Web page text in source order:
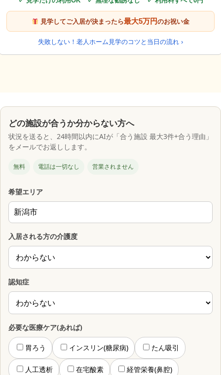
見学してご入居が決まったら最大5万円のお祝い金
失敗しない！老人ホーム見学のコツと当日の流れ ›
どの施設が合うか分からない方へ
状況を送ると、24時間以内にAIが「合う施設 最大3件+合う理由」
をメールでお返しします。
無料 電話は一切なし 営業されません
希望エリア
入居される方の介護度
認知症
必要な医療ケア(あれば)
胃ろう インスリン(糖尿病) たん吸引
人工透析 在宅酸素 経管栄養(鼻腔)